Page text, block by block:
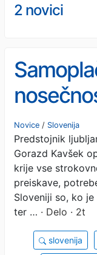
2 novici
občutek
Novice / Slovenija
Predstojnik
Gorazd Kavšek
krije vse
preiskave,
Sloveniji so, ko
ter … · Delo · 2t
slovenija